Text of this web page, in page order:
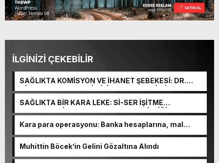
İLGİNİZİ ÇEKEBİLİR
SAĞLIKTA KOMİSYON VE İHANET ŞEBEKESİ: DR.
NİHAT URUÇ VE SEMİH İŞİTME MERKEZİ’NİN SGK
VURGUNU!
SAĞLIKTA BİR KARA LEKE: Sİ-SER İŞİTME
MERKEZLERİ VE MODERN UMUT TACİRLİĞİ
Kara para operasyonu: Banka hesaplarına, mal
Muhittin Böcek’in Gelini Gözaltına Alındı